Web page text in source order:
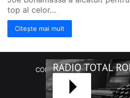
top al celor…
Citește mai mult
COPYRIGHT Radio Total
RADIO TOTAL